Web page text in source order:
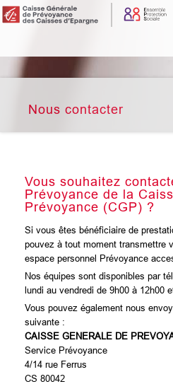
Nous contacter
Vous souhaitez
Prévoyance de la
Prévoyance (CGP) ?
Si vous êtes bénéficiaire de
pouvez à tout moment transmettre
espace personnel Prévoyance
Nos équipes sont disponibles par
lundi au vendredi de 9h00 à 12h00
Vous pouvez également nous
suivante :
CAISSE GENERALE DE
Service Prévoyance
4/14 rue Ferrus
CS 80042